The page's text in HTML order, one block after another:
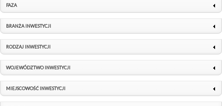
FAZA
BRANŻA INWESTYCJI
RODZAJ INWESTYCJI
WOJEWÓDZTWO INWESTYCJI
MIEJSCOWOŚĆ INWESTYCJI